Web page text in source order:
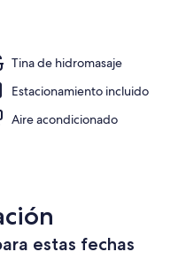
frontal de la propiedad por la
Tina de hidromasaje
Estacionamiento incluido
Aire acondicionado
estas fechas